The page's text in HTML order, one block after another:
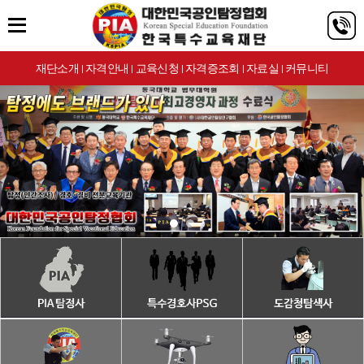
재단소개 | 자격안내 | 교육신청 | 자격증조회 | 자료실 | 커뮤니티